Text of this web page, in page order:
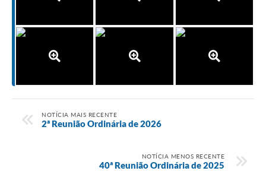
NOTÍCIA MAIS RECENTE
2ª Reunião Ordinária de 2026
NOTÍCIA MENOS RECENTE
40ª Reunião Ordinária de 2025